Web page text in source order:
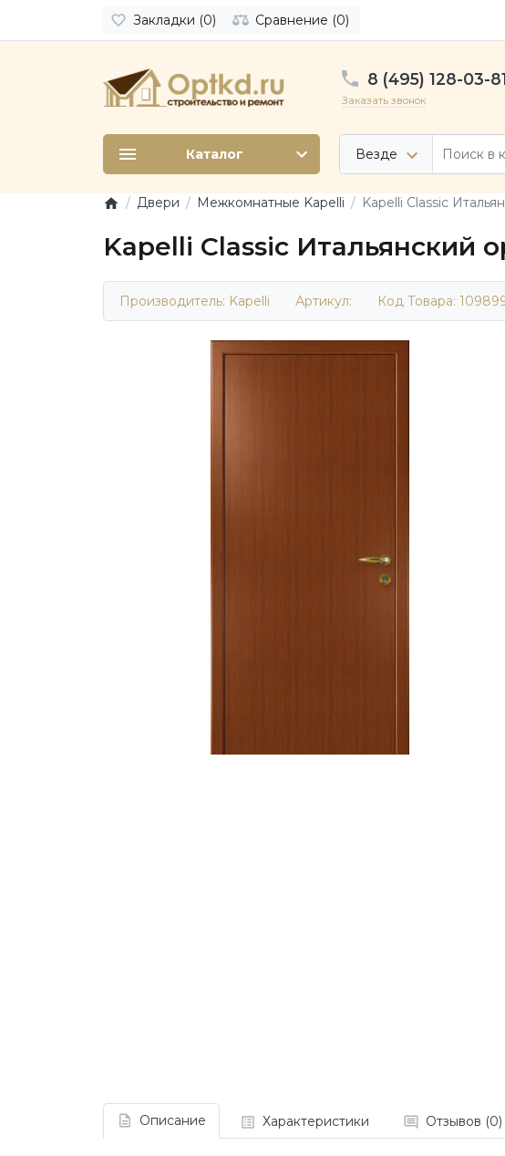
Закладки (0) Сравнение (0)
8 (495) 128-03-
Заказать звонок
Везде
Каталог
Двери Межкомнатные Kapelli Kapelli Classic
Kapelli Classic Итальянский
Производитель: Kapelli Артикул: Код Товара:
Описание Характеристики Отзывов (0)